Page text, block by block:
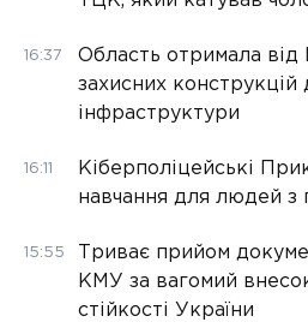
16:37
Область отримала від
захисних конструкцій
інфраструктури
16:11
Кіберполіцейські
навчання для людей з
15:55
Триває прийом
КМУ за вагомий
стійкості України